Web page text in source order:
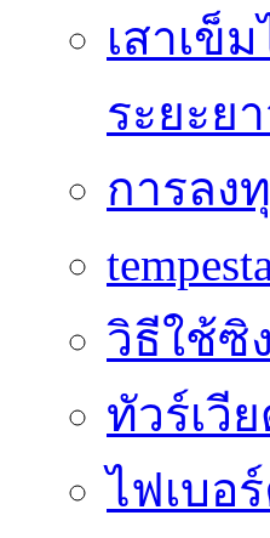
เสาเข็
ระยะย
การลง
วิธีใช้ซิ
ทัวร์เวี
ไฟเบอ